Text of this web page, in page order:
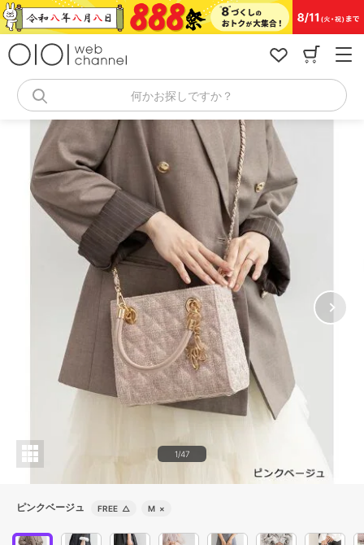
コ
ン
何かお探しですか？
1/47
ピンクベージュ FREE △ M ×